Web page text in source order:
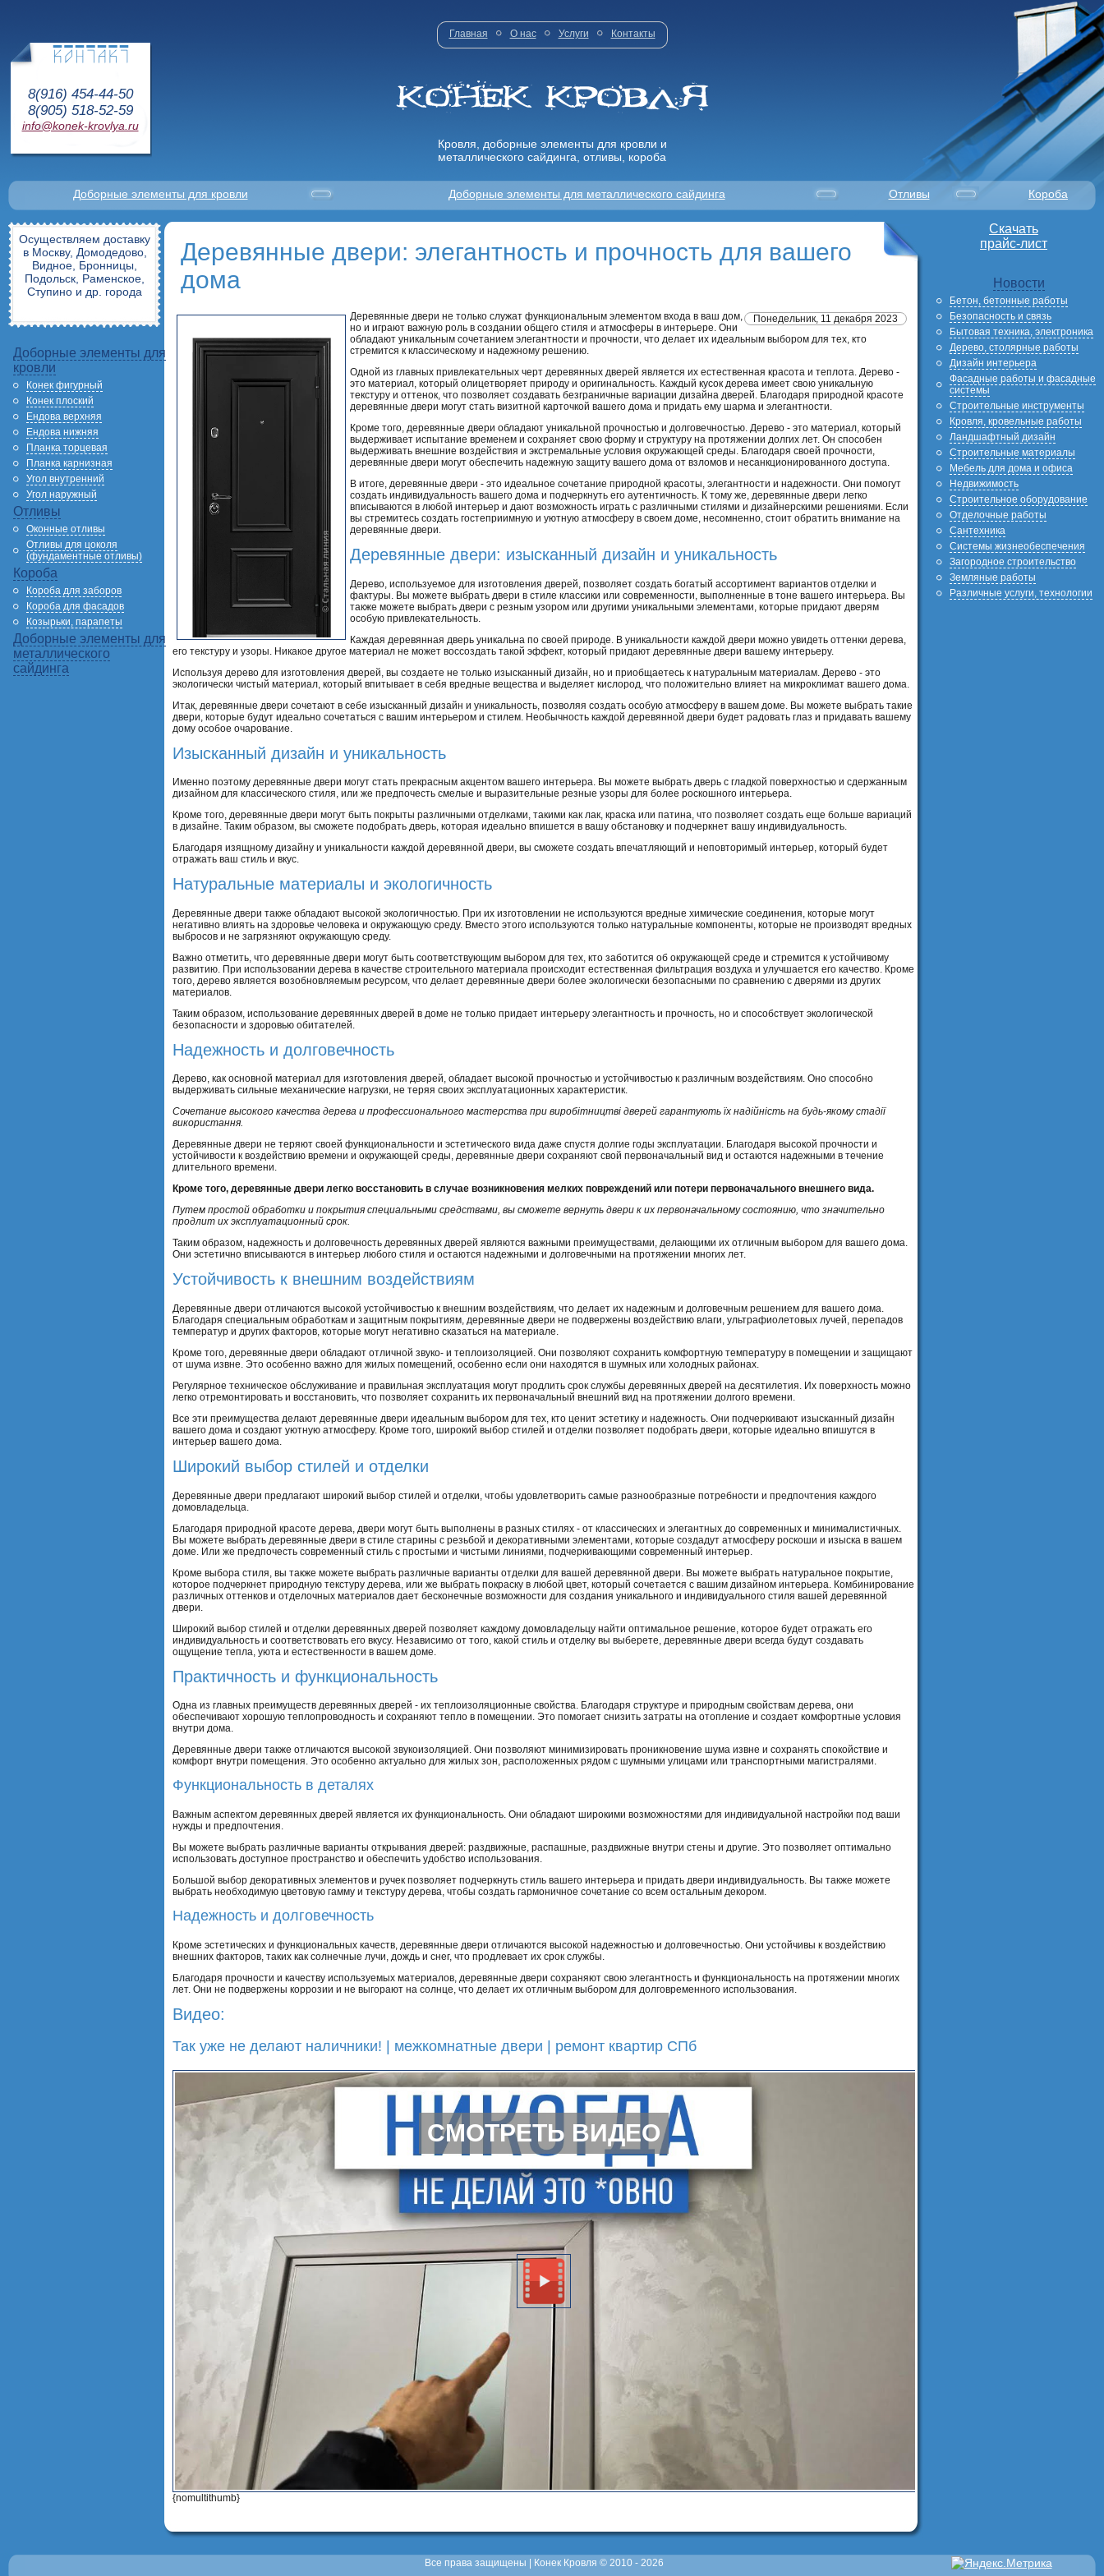
8(916) 454-44-50
8(905) 518-52-59
info@konek-krovlya.ru
Главная О нас Услуги Контакты
Кровля, доборные элементы для кровли и
металлического сайдинга, отливы, короба
Доборные элементы для кровли Доборные элементы для металлического сайдинга Отливы Короба
Осуществляем доставку
в Москву, Домодедово,
Видное, Бронницы,
Подольск, Раменское,
Ступино и др. города
Доборные элементы для
кровли
Конек фигурный
Конек плоский
Ендова верхняя
Ендова нижняя
Планка торцевая
Планка карнизная
Угол внутренний
Угол наружный
Отливы
Оконные отливы
Отливы для цоколя
(фундаментные отливы)
Короба
Короба для заборов
Короба для фасадов
Козырьки, парапеты
Доборные элементы для
металлического
сайдинга
Деревянные двери: элегантность и прочность для вашего
дома
Понедельник, 11 декабря 2023
Деревянные двери не только служат функциональным элементом входа в ваш дом,
но и играют важную роль в создании общего стиля и атмосферы в интерьере. Они
обладают уникальным сочетанием элегантности и прочности, что делает их идеальным выбором для тех, кто
стремится к классическому и надежному решению.
Одной из главных привлекательных черт деревянных дверей является их естественная красота и теплота. Дерево -
это материал, который олицетворяет природу и оригинальность. Каждый кусок дерева имеет свою уникальную
текстуру и оттенок, что позволяет создавать безграничные вариации дизайна дверей. Благодаря природной красоте
деревянные двери могут стать визитной карточкой вашего дома и придать ему шарма и элегантности.
Кроме того, деревянные двери обладают уникальной прочностью и долговечностью. Дерево - это материал, который
выдерживает испытание временем и сохраняет свою форму и структуру на протяжении долгих лет. Он способен
выдерживать внешние воздействия и экстремальные условия окружающей среды. Благодаря своей прочности,
деревянные двери могут обеспечить надежную защиту вашего дома от взломов и несанкционированного доступа.
В итоге, деревянные двери - это идеальное сочетание природной красоты, элегантности и надежности. Они помогут
создать индивидуальность вашего дома и подчеркнуть его аутентичность. К тому же, деревянные двери легко
вписываются в любой интерьер и дают возможность играть с различными стилями и дизайнерскими решениями. Если
вы стремитесь создать гостеприимную и уютную атмосферу в своем доме, несомненно, стоит обратить внимание на
деревянные двери.
Деревянные двери: изысканный дизайн и уникальность
Дерево, используемое для изготовления дверей, позволяет создать богатый ассортимент вариантов отделки и
фактуры. Вы можете выбрать двери в стиле классики или современности, выполненные в тоне вашего интерьера. Вы
также можете выбрать двери с резным узором или другими уникальными элементами, которые придают дверям
особую привлекательность.
Каждая деревянная дверь уникальна по своей природе. В уникальности каждой двери можно увидеть оттенки дерева,
его текстуру и узоры. Никакое другое материал не может воссоздать такой эффект, который придают деревянные двери вашему интерьеру.
Используя дерево для изготовления дверей, вы создаете не только изысканный дизайн, но и приобщаетесь к натуральным материалам. Дерево - это
экологически чистый материал, который впитывает в себя вредные вещества и выделяет кислород, что положительно влияет на микроклимат вашего дома.
Итак, деревянные двери сочетают в себе изысканный дизайн и уникальность, позволяя создать особую атмосферу в вашем доме. Вы можете выбрать такие
двери, которые будут идеально сочетаться с вашим интерьером и стилем. Необычность каждой деревянной двери будет радовать глаз и придавать вашему
дому особое очарование.
Изысканный дизайн и уникальность
Именно поэтому деревянные двери могут стать прекрасным акцентом вашего интерьера. Вы можете выбрать дверь с гладкой поверхностью и сдержанным
дизайном для классического стиля, или же предпочесть смелые и выразительные резные узоры для более роскошного интерьера.
Кроме того, деревянные двери могут быть покрыты различными отделками, такими как лак, краска или патина, что позволяет создать еще больше вариаций
в дизайне. Таким образом, вы сможете подобрать дверь, которая идеально впишется в вашу обстановку и подчеркнет вашу индивидуальность.
Благодаря изящному дизайну и уникальности каждой деревянной двери, вы сможете создать впечатляющий и неповторимый интерьер, который будет
отражать ваш стиль и вкус.
Натуральные материалы и экологичность
Деревянные двери также обладают высокой экологичностью. При их изготовлении не используются вредные химические соединения, которые могут
негативно влиять на здоровье человека и окружающую среду. Вместо этого используются только натуральные компоненты, которые не производят вредных
выбросов и не загрязняют окружающую среду.
Важно отметить, что деревянные двери могут быть соответствующим выбором для тех, кто заботится об окружающей среде и стремится к устойчивому
развитию. При использовании дерева в качестве строительного материала происходит естественная фильтрация воздуха и улучшается его качество. Кроме
того, дерево является возобновляемым ресурсом, что делает деревянные двери более экологически безопасными по сравнению с дверями из других
материалов.
Таким образом, использование деревянных дверей в доме не только придает интерьеру элегантность и прочность, но и способствует экологической
безопасности и здоровью обитателей.
Надежность и долговечность
Дерево, как основной материал для изготовления дверей, обладает высокой прочностью и устойчивостью к различным воздействиям. Оно способно
выдерживать сильные механические нагрузки, не теряя своих эксплуатационных характеристик.
Сочетание высокого качества дерева и профессионального мастерства при виробітництві дверей гарантують їх надійність на будь-якому стадії
використання.
Деревянные двери не теряют своей функциональности и эстетического вида даже спустя долгие годы эксплуатации. Благодаря высокой прочности и
устойчивости к воздействию времени и окружающей среды, деревянные двери сохраняют свой первоначальный вид и остаются надежными в течение
длительного времени.
Кроме того, деревянные двери легко восстановить в случае возникновения мелких повреждений или потери первоначального внешнего вида.
Путем простой обработки и покрытия специальными средствами, вы сможете вернуть двери к их первоначальному состоянию, что значительно
продлит их эксплуатационный срок.
Таким образом, надежность и долговечность деревянных дверей являются важными преимуществами, делающими их отличным выбором для вашего дома.
Они эстетично вписываются в интерьер любого стиля и остаются надежными и долговечными на протяжении многих лет.
Устойчивость к внешним воздействиям
Деревянные двери отличаются высокой устойчивостью к внешним воздействиям, что делает их надежным и долговечным решением для вашего дома.
Благодаря специальным обработкам и защитным покрытиям, деревянные двери не подвержены воздействию влаги, ультрафиолетовых лучей, перепадов
температур и других факторов, которые могут негативно сказаться на материале.
Кроме того, деревянные двери обладают отличной звуко- и теплоизоляцией. Они позволяют сохранить комфортную температуру в помещении и защищают
от шума извне. Это особенно важно для жилых помещений, особенно если они находятся в шумных или холодных районах.
Регулярное техническое обслуживание и правильная эксплуатация могут продлить срок службы деревянных дверей на десятилетия. Их поверхность можно
легко отремонтировать и восстановить, что позволяет сохранить их первоначальный внешний вид на протяжении долгого времени.
Все эти преимущества делают деревянные двери идеальным выбором для тех, кто ценит эстетику и надежность. Они подчеркивают изысканный дизайн
вашего дома и создают уютную атмосферу. Кроме того, широкий выбор стилей и отделки позволяет подобрать двери, которые идеально впишутся в
интерьер вашего дома.
Широкий выбор стилей и отделки
Деревянные двери предлагают широкий выбор стилей и отделки, чтобы удовлетворить самые разнообразные потребности и предпочтения каждого
домовладельца.
Благодаря природной красоте дерева, двери могут быть выполнены в разных стилях - от классических и элегантных до современных и минималистичных.
Вы можете выбрать деревянные двери в стиле старины с резьбой и декоративными элементами, которые создадут атмосферу роскоши и изыска в вашем
доме. Или же предпочесть современный стиль с простыми и чистыми линиями, подчеркивающими современный интерьер.
Кроме выбора стиля, вы также можете выбрать различные варианты отделки для вашей деревянной двери. Вы можете выбрать натуральное покрытие,
которое подчеркнет природную текстуру дерева, или же выбрать покраску в любой цвет, который сочетается с вашим дизайном интерьера. Комбинирование
различных оттенков и отделочных материалов дает бесконечные возможности для создания уникального и индивидуального стиля вашей деревянной
двери.
Широкий выбор стилей и отделки деревянных дверей позволяет каждому домовладельцу найти оптимальное решение, которое будет отражать его
индивидуальность и соответствовать его вкусу. Независимо от того, какой стиль и отделку вы выберете, деревянные двери всегда будут создавать
ощущение тепла, уюта и естественности в вашем доме.
Практичность и функциональность
Одна из главных преимуществ деревянных дверей - их теплоизоляционные свойства. Благодаря структуре и природным свойствам дерева, они
обеспечивают хорошую теплопроводность и сохраняют тепло в помещении. Это помогает снизить затраты на отопление и создает комфортные условия
внутри дома.
Деревянные двери также отличаются высокой звукоизоляцией. Они позволяют минимизировать проникновение шума извне и сохранять спокойствие и
комфорт внутри помещения. Это особенно актуально для жилых зон, расположенных рядом с шумными улицами или транспортными магистралями.
Функциональность в деталях
Важным аспектом деревянных дверей является их функциональность. Они обладают широкими возможностями для индивидуальной настройки под ваши
нужды и предпочтения.
Вы можете выбрать различные варианты открывания дверей: раздвижные, распашные, раздвижные внутри стены и другие. Это позволяет оптимально
использовать доступное пространство и обеспечить удобство использования.
Большой выбор декоративных элементов и ручек позволяет подчеркнуть стиль вашего интерьера и придать двери индивидуальность. Вы также можете
выбрать необходимую цветовую гамму и текстуру дерева, чтобы создать гармоничное сочетание со всем остальным декором.
Надежность и долговечность
Кроме эстетических и функциональных качеств, деревянные двери отличаются высокой надежностью и долговечностью. Они устойчивы к воздействию
внешних факторов, таких как солнечные лучи, дождь и снег, что продлевает их срок службы.
Благодаря прочности и качеству используемых материалов, деревянные двери сохраняют свою элегантность и функциональность на протяжении многих
лет. Они не подвержены коррозии и не выгорают на солнце, что делает их отличным выбором для долговременного использования.
Видео:
Так уже не делают наличники! | межкомнатные двери | ремонт квартир СПб
СМОТРЕТЬ ВИДЕО
{nomultithumb}
Скачать
прайс-лист
Новости
Бетон, бетонные работы
Безопасность и связь
Бытовая техника, электроника
Дерево, столярные работы
Дизайн интерьера
Фасадные работы и фасадные
системы
Строительные инструменты
Кровля, кровельные работы
Ландшафтный дизайн
Строительные материалы
Мебель для дома и офиса
Недвижимость
Строительное оборудование
Отделочные работы
Сантехника
Системы жизнеобеспечения
Загородное строительство
Земляные работы
Различные услуги, технологии
Все права защищены | Конек Кровля © 2010 - 2026